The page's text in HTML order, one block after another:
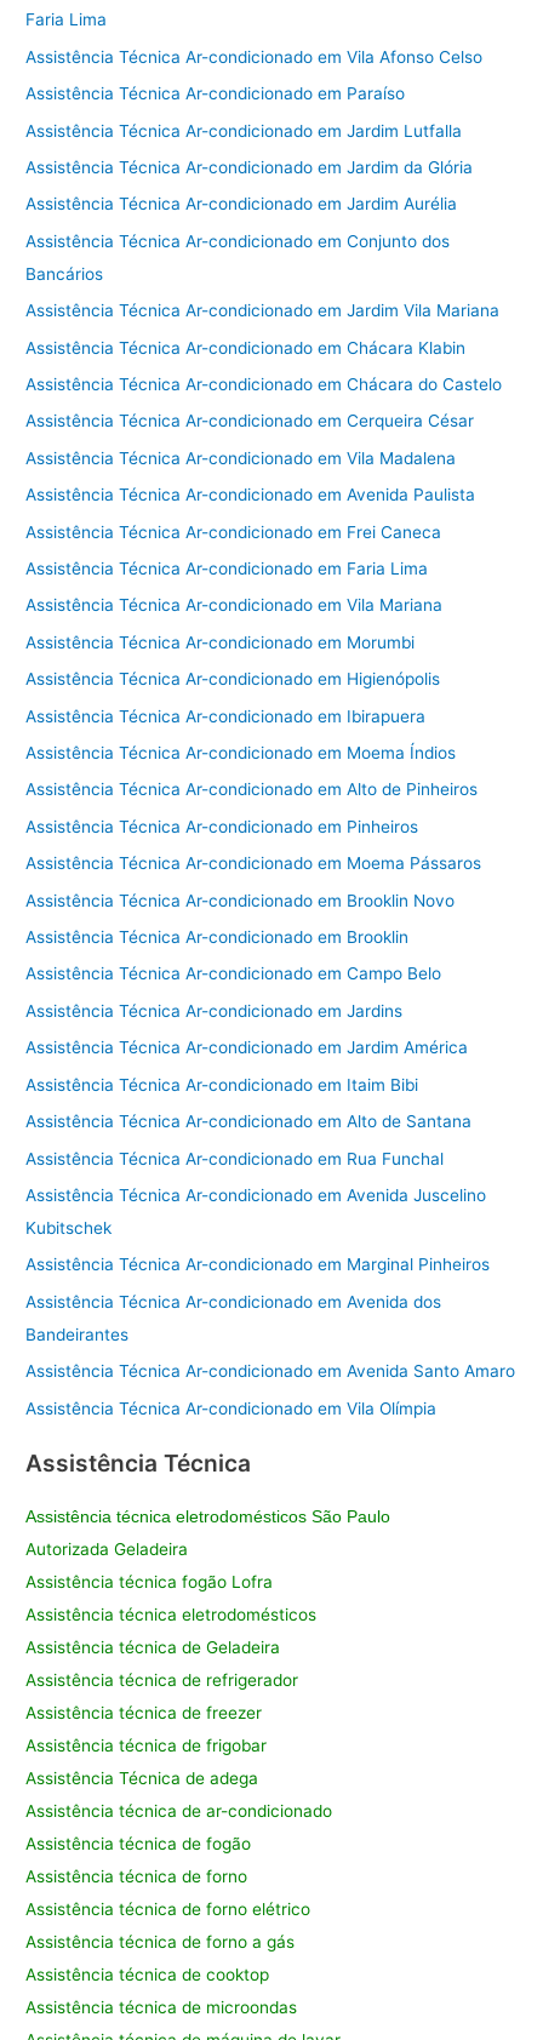
Faria Lima
Assistência Técnica Ar-condicionado em Vila Afonso Celso
Assistência Técnica Ar-condicionado em Paraíso
Assistência Técnica Ar-condicionado em Jardim Lutfalla
Assistência Técnica Ar-condicionado em Jardim da Glória
Assistência Técnica Ar-condicionado em Jardim Aurélia
Assistência Técnica Ar-condicionado em Conjunto dos
Bancários
Assistência Técnica Ar-condicionado em Jardim Vila Mariana
Assistência Técnica Ar-condicionado em Chácara Klabin
Assistência Técnica Ar-condicionado em Chácara do Castelo
Assistência Técnica Ar-condicionado em Cerqueira César
Assistência Técnica Ar-condicionado em Vila Madalena
Assistência Técnica Ar-condicionado em Avenida Paulista
Assistência Técnica Ar-condicionado em Frei Caneca
Assistência Técnica Ar-condicionado em Faria Lima
Assistência Técnica Ar-condicionado em Vila Mariana
Assistência Técnica Ar-condicionado em Morumbi
Assistência Técnica Ar-condicionado em Higienópolis
Assistência Técnica Ar-condicionado em Ibirapuera
Assistência Técnica Ar-condicionado em Moema Índios
Assistência Técnica Ar-condicionado em Alto de Pinheiros
Assistência Técnica Ar-condicionado em Pinheiros
Assistência Técnica Ar-condicionado em Moema Pássaros
Assistência Técnica Ar-condicionado em Brooklin Novo
Assistência Técnica Ar-condicionado em Brooklin
Assistência Técnica Ar-condicionado em Campo Belo
Assistência Técnica Ar-condicionado em Jardins
Assistência Técnica Ar-condicionado em Jardim América
Assistência Técnica Ar-condicionado em Itaim Bibi
Assistência Técnica Ar-condicionado em Alto de Santana
Assistência Técnica Ar-condicionado em Rua Funchal
Assistência Técnica Ar-condicionado em Avenida Juscelino
Kubitschek
Assistência Técnica Ar-condicionado em Marginal Pinheiros
Assistência Técnica Ar-condicionado em Avenida dos
Bandeirantes
Assistência Técnica Ar-condicionado em Avenida Santo Amaro
Assistência Técnica Ar-condicionado em Vila Olímpia
Assistência Técnica
Assistência técnica eletrodomésticos São Paulo
Autorizada Geladeira
Assistência técnica fogão Lofra
Assistência técnica eletrodomésticos
Assistência técnica de Geladeira
Assistência técnica de refrigerador
Assistência técnica de freezer
Assistência técnica de frigobar
Assistência Técnica de adega
Assistência técnica de ar-condicionado
Assistência técnica de fogão
Assistência técnica de forno
Assistência técnica de forno elétrico
Assistência técnica de forno a gás
Assistência técnica de cooktop
Assistência técnica de microondas